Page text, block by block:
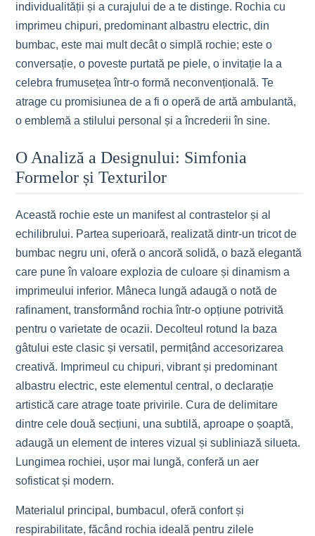
individualității și a curajului de a te distinge. Rochia cu
imprimeu chipuri, predominant albastru electric, din
bumbac, este mai mult decât o simplă rochie; este o
conversație, o poveste purtată pe piele, o invitație la a
celebra frumusețea într-o formă neconvențională. Te
atrage cu promisiunea de a fi o operă de artă ambulantă,
o emblemă a stilului personal și a încrederii în sine.
O Analiză a Designului: Simfonia
Formelor și Texturilor
Această rochie este un manifest al contrastelor și al
echilibrului. Partea superioară, realizată dintr-un tricot de
bumbac negru uni, oferă o ancoră solidă, o bază elegantă
care pune în valoare explozia de culoare și dinamism a
imprimeului inferior. Mâneca lungă adaugă o notă de
rafinament, transformând rochia într-o opțiune potrivită
pentru o varietate de ocazii. Decolteul rotund la baza
gâtului este clasic și versatil, permițând accesorizarea
creativă. Imprimeul cu chipuri, vibrant și predominant
albastru electric, este elementul central, o declarație
artistică care atrage toate privirile. Cura de delimitare
dintre cele două secțiuni, una subtilă, aproape o șoaptă,
adaugă un element de interes vizual și subliniază silueta.
Lungimea rochiei, ușor mai lungă, conferă un aer
sofisticat și modern.
Materialul principal, bumbacul, oferă confort și
respirabilitate, făcând rochia ideală pentru zilele